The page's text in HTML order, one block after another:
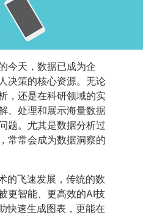
今天，数据已成为企
决策的核心资源。无论
，还是在科研领域的实
、处理和展示海量数据
题。尤其是数据分析过
常常会成为数据洞察的
的飞速发展，传统的数
更智能、更高效的AI技
快速生成图表，更能在